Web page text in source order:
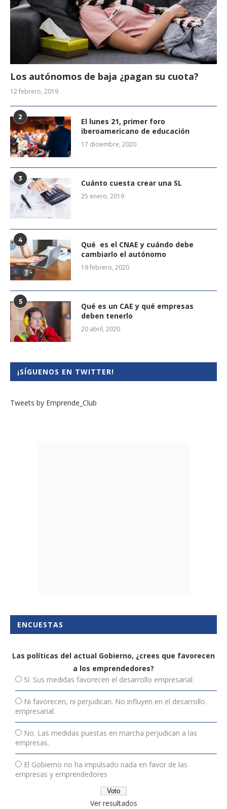
Los autónomos de baja ¿pagan su cuota?
12 febrero, 2019
2
El lunes 21, primer foro
iberoamericano de educación
17 diciembre, 2020
3 Cuánto cuesta crear una SL
25 enero, 2019
4
Qué es el CNAE y cuándo debe
cambiarlo el autónomo
19 febrero, 2020
5
Qué es un CAE y qué empresas
deben tenerlo
20 abril, 2020
¡SÍGUENOS EN TWITTER!
Tweets by Emprende_Club
ENCUESTAS
Las políticas del actual Gobierno, ¿crees que favorecen
a los emprendedores?
Sí. Sus medidas favorecen el desarrollo empresarial.
Ni favorecen, ni perjudican. No influyen en el desarrollo
empresarial.
No. Las medidas puestas en marcha perjudican a las
empresas.
El Gobierno no ha impulsado nada en favor de las
empresas y emprendedores
Ver resultados